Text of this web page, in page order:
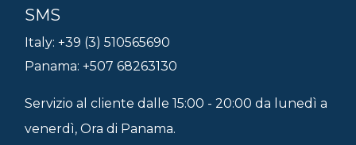
SMS
Italy: +39 (3) 510565690
Panama: +507 68263130
Servizio al cliente dalle 15:00 - 20:00 da lunedì a
venerdì, Ora di Panama.